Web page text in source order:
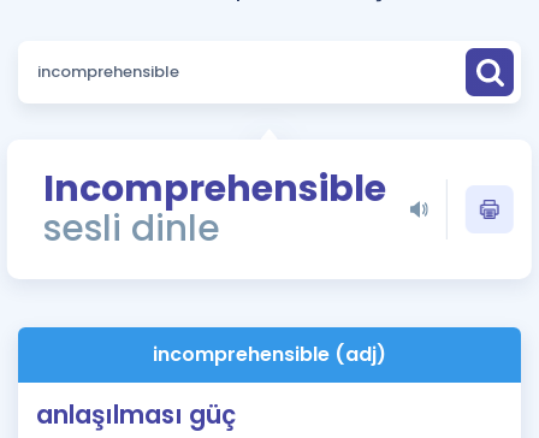
Puan Hesaplama
ÖSYM Sınav Takvimi
Kampanyalar
İngilizce Gramer
Incomprehensible
sesli dinle
incomprehensible (adj)
anlaşılması güç